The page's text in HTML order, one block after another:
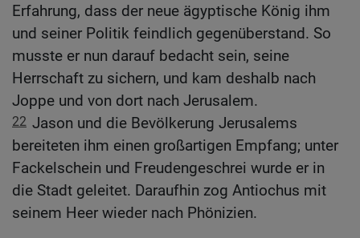
Erfahrung, dass der neue ägyptische König ihm
und seiner Politik feindlich gegenüberstand. So
musste er nun darauf bedacht sein, seine
Herrschaft zu sichern, und kam deshalb nach
Joppe und von dort nach Jerusalem.
22 Jason und die Bevölkerung Jerusalems
bereiteten ihm einen großartigen Empfang; unter
Fackelschein und Freudengeschrei wurde er in
die Stadt geleitet. Daraufhin zog Antiochus mit
seinem Heer wieder nach Phönizien.